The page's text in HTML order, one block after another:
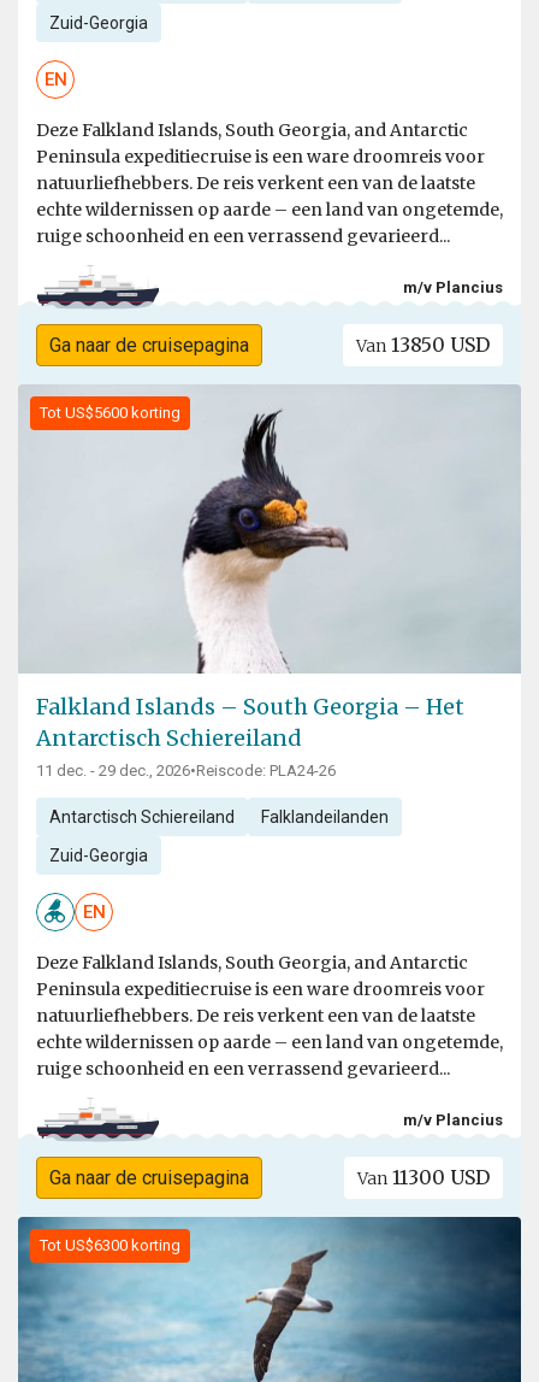
Zuid-Georgia
EN
Deze Falkland Islands, South Georgia, and Antarctic
Peninsula expeditiecruise is een ware droomreis voor
natuurliefhebbers. De reis verkent een van de laatste
echte wildernissen op aarde – een land van ongetemde,
ruige schoonheid en een verrassend gevarieerd...
m/v Plancius
Ga naar de cruisepagina Van 13850 USD
Tot US$5600 korting
Falkland Islands – South Georgia – Het
Antarctisch Schiereiland
11 dec. - 29 dec., 2026•Reiscode: PLA24-26
Antarctisch Schiereiland Falklandeilanden
Zuid-Georgia
EN
Deze Falkland Islands, South Georgia, and Antarctic
Peninsula expeditiecruise is een ware droomreis voor
natuurliefhebbers. De reis verkent een van de laatste
echte wildernissen op aarde – een land van ongetemde,
ruige schoonheid en een verrassend gevarieerd...
m/v Plancius
Ga naar de cruisepagina Van 11300 USD
Tot US$6300 korting